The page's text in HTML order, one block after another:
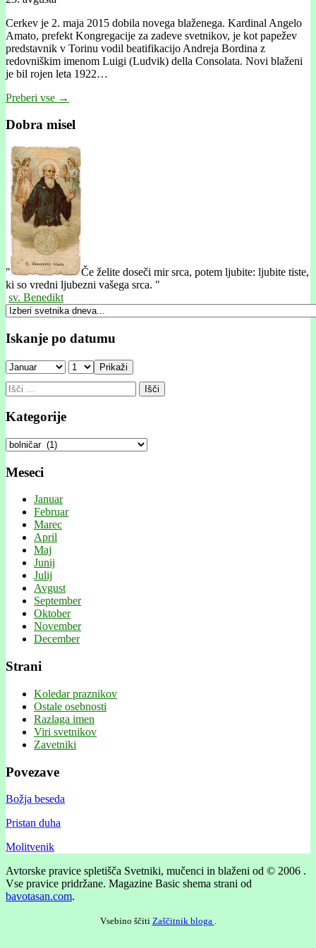
Cerkev je 2. maja 2015 dobila novega blaženega. Kardinal Angelo
Amato, prefekt Kongregacije za zadeve svetnikov, je kot papežev
predstavnik v Torinu vodil beatifikacijo Andreja Bordina z
redovniškim imenom Luigi (Ludvik) della Consolata. Novi blaženi
je bil rojen leta 1922…
Preberi vse →
Dobra misel
"
Če želite doseči mir srca, potem ljubite: ljubite tiste,
ki so vredni ljubezni vašega srca. "
sv. Benedikt
Iskanje po datumu
Prikaži
Išči:
Kategorije
Kategorije
Meseci
Januar
Februar
Marec
April
Maj
Junij
Julij
Avgust
September
Oktober
November
December
Strani
Koledar praznikov
Ostale osebnosti
Razlaga imen
Viri svetnikov
Zavetniki
Povezave
Božja beseda
Pristan duha
Molitvenik
Avtorske pravice spletišča Svetniki, mučenci in blaženi od © 2006 .
Vse pravice pridržane. Magazine Basic shema strani od
bavotasan.com.
Vsebino ščiti Zaščitnik bloga .